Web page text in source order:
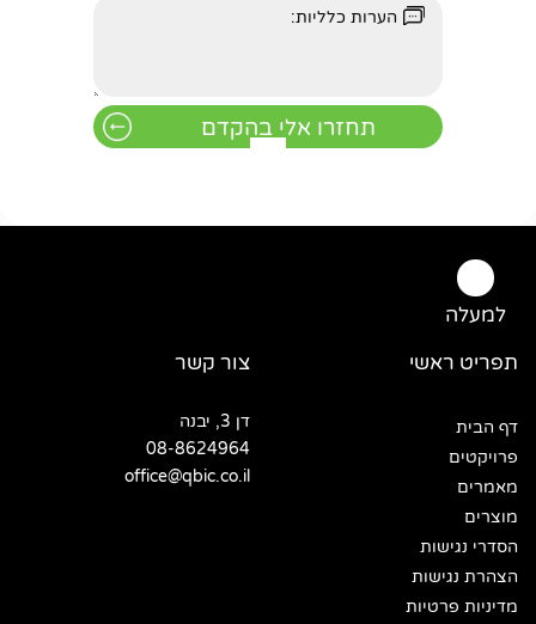
למעלה
תפריט ראשי
דף הבית
פרויקטים
מאמרים
מוצרים
הסדרי נגישות
הצהרת נגישות
מדיניות פרטיות
צור קשר
דן 3, יבנה
08-8624964
office@qbic.co.il